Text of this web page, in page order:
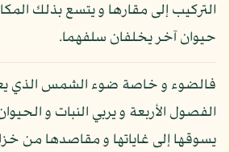
التركيب إلى مقارها و يتسع بذلك
حيوان آخر يخلفان سلفهما.
فالضوء و خاصة ضوء الشمس الذي
الفصول الأربعة و يربي النبات و
يسوقها إلى غاياتها و مقاصدها من